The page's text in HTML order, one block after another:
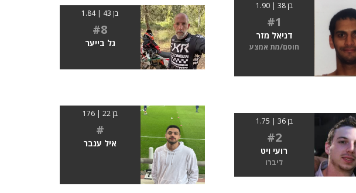
בן 38 | 1.90
#1
דניאל מזר
חוסם/מת אמצע
בן 43 | 1.84
#8
גל בייער
בן 36 | 1.75
#2
רועי ויט
ליברו
בן 22 | 176
#
איל ענבר